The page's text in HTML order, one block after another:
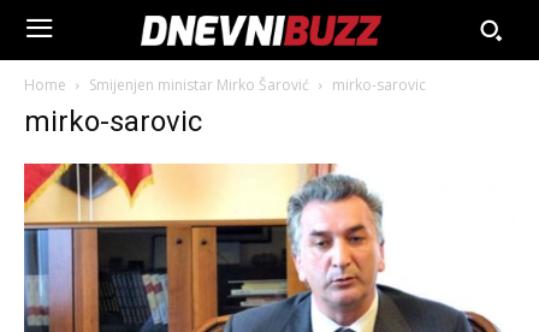
Home Smijenjen ministar Mirko Šarović mirko-sarovic
mirko-sarovic